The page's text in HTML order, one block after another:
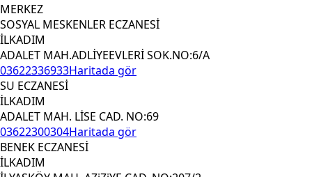
MERKEZ
SOSYAL MESKENLER ECZANESİ
İLKADIM
ADALET MAH.ADLİYEEVLERİ SOK.NO:6/A
03622336933Haritada gör
SU ECZANESİ
İLKADIM
ADALET MAH. LİSE CAD. NO:69
03622300304Haritada gör
BENEK ECZANESİ
İLKADIM